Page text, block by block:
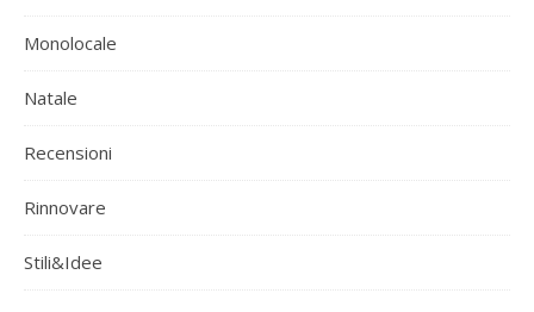
Monolocale
Natale
Recensioni
Rinnovare
Stili&Idee